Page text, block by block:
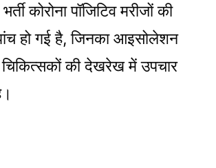
कोरोना पॉजिटिव मरीजों की
हो गई है, जिनका आइसोलेशन
चिकित्सकों की देखरेख में उपचार